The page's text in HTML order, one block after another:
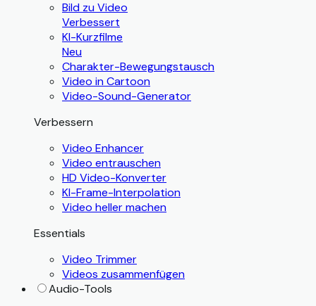
Bild zu Video
Verbessert
KI-Kurzfilme
Neu
Charakter-Bewegungstausch
Video in Cartoon
Video-Sound-Generator
Verbessern
Video Enhancer
Video entrauschen
HD Video-Konverter
KI-Frame-Interpolation
Video heller machen
Essentials
Video Trimmer
Videos zusammenfügen
Audio-Tools